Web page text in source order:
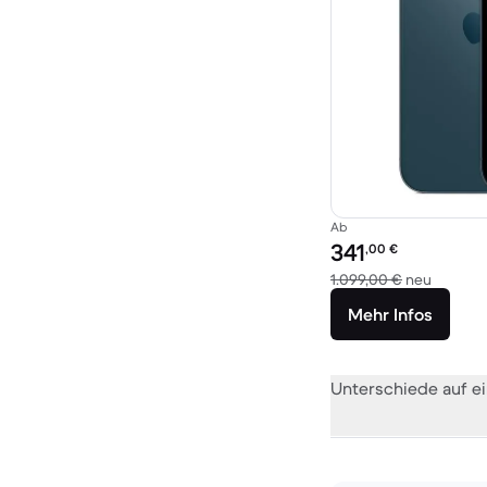
Ab
Preis des erneuerten
341,00 €
1.099,00 € neu
Mehr Infos
Unterschiede auf